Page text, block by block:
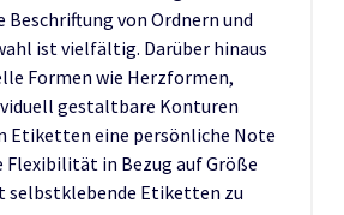
von Ordnern und
ist vielfältig. Darüber hinaus
Formen wie Herzformen,
gestaltbare Konturen
Etiketten eine persönliche Note
Flexibilität in Bezug auf Größe
selbstklebende Etiketten zu